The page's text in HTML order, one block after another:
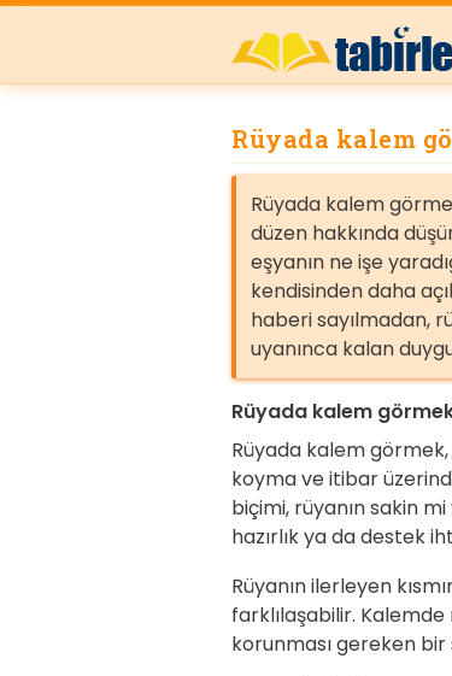
Rüyada kalem
Rüyada kalem
düzen hakkında
eşyanın ne işe
kendisinden daha
haberi sayılmadan,
uyanınca kalan
Rüyada kalem
Rüyada kalem
koyma ve itibar
biçimi, rüyanın sakin
hazırlık ya da destek
Rüyanın ilerleyen
farklılaşabilir.
korunması gereken bir